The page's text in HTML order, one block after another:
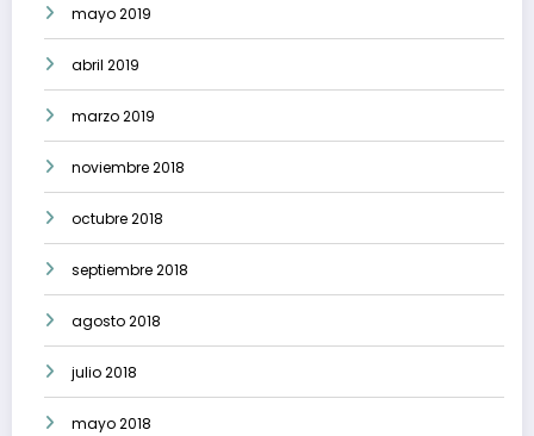
mayo 2019
abril 2019
marzo 2019
noviembre 2018
octubre 2018
septiembre 2018
agosto 2018
julio 2018
mayo 2018